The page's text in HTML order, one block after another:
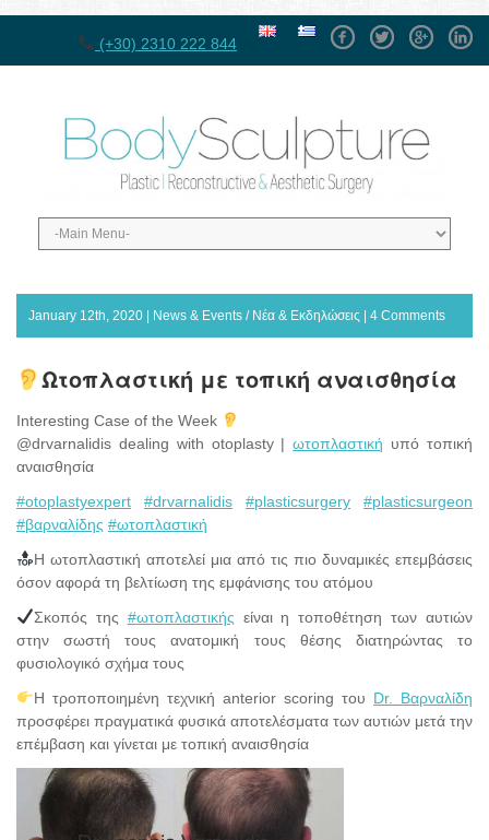
(+30) 2310 222 844
FacebookTwitterGPlus
January 12th, 2020 | News & Events / Νέα & Εκδηλώσεις | 4 Comments
Ωτοπλαστική με τοπική αναισθησία
Interesting Case of the Week
@drvarnalidis dealing with otoplasty |ωτοπλαστική υπό τοπική
αναισθησία
#otoplastyexpert #drvarnalidis #plasticsurgery #plasticsurgeon
#βαρναλίδης #ωτοπλαστική
Η ωτοπλαστική αποτελεί μια από τις πιο δυναμικές επεμβάσεις
όσον αφορά τη βελτίωση της εμφάνισης του ατόμου
Σκοπός της #ωτοπλαστικής είναι η τοποθέτηση των αυτιών
στην σωστή τους ανατομική τους θέσης διατηρώντας το
φυσιολογικό σχήμα τους
Η τροποποιημένη τεχνική anterior scoring του Dr. Βαρναλίδη
προσφέρει πραγματικά φυσικά αποτελέσματα των αυτιών μετά την
επέμβαση και γίνεται με τοπική αναισθησία